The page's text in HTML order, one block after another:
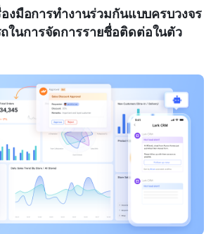
งมือการทำงานร่วมกันแบบครบวงจร
ในการจัดการรายชื่อติดต่อในตัว